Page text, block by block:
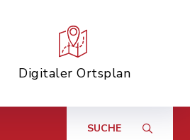
Digitaler Ortsplan
SUCHE